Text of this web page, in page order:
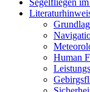
Segelfliegen
Human